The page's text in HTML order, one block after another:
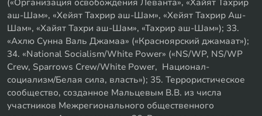
аш-Шам», «Хейят Тахрир аш-Шам», «Хейят Тахрир Аш-
Шам», «Хайят Тахри аш-Шам», «Тахрир аш-Шам»); 33.
«Ахлю Сунна Валь Джамаа» («Красноярский джамаат»);
34. «National Socialism/White Power» («NS/WP, NS/WP
Crew, Sparrows Crew/White Power, Национал-
социализм/Белая сила, власть»); 35. Террористическое
сообщество, созданное Мальцевым В.В. из числа
участников Межрегионального общественного